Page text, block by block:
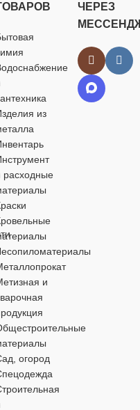
,
НАЗНАЧЕНИЕ
для строительства
для хозяйственно-
ВИД РАБОТ
для внутренних
работ,для наружных
работ
ЦВЕТ
серебристый
оцинкованная сталь
ДЛИНА
для
для
бытовых
из
расходные
и
огород
ЧЕРЕЗ